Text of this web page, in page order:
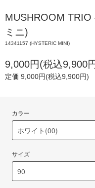
MUSHROOM
ミニ)
14341157 (HYSTERIC MINI)
9,000円(税込9,900
定価 9,000円(税込9,900円)
カラー
サイズ